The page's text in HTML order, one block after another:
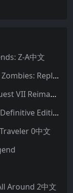
Z-A中文
植物大战僵尸：重植版|Plants vs. Zombies: Replanted中文
勇者斗恶龙7：重制版|Dragon Quest VII Reimagined中文
古墓丽影：决定版|Tomb Raider: Definitive Edition中文
0中文
Around 2中文